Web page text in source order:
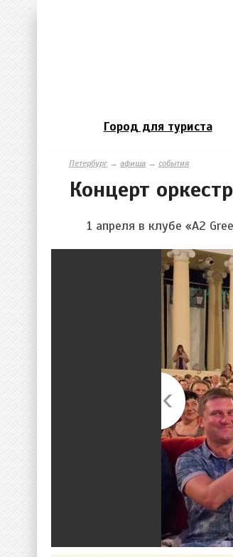
Город для туриста
Петербург→ афиша → события
Концерт
1 апреля в клубе «A2